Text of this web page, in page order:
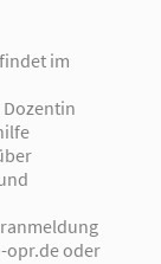
im
opr.de oder